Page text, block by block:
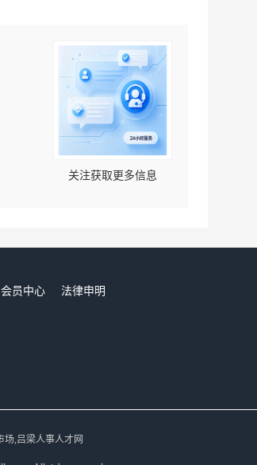
关注获取更多信息
会员中心
法律申明
场,吕梁人事人才网